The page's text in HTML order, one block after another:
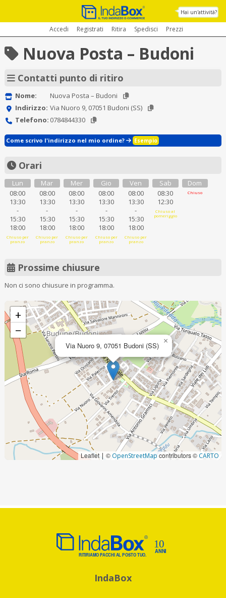
Hai un'attività?
Accedi Registrati Ritira Spedisci Prezzi
Nuova Posta – Budoni
Contatti punto di ritiro
Nome:
Nuova Posta – Budoni
Indirizzo: Via Nuoro 9, 07051 Budoni (SS)
Telefono: 0784844330
Come scrivo l'indirizzo nel mio ordine? Esempio
Orari
Lun
08:00
13:30
-
15:30
18:00
Chiuso per
pranzo
Mar
08:00
13:30
-
15:30
18:00
Chiuso per
pranzo
Mer
08:00
13:30
-
15:30
18:00
Chiuso per
pranzo
Gio
08:00
13:30
-
15:30
18:00
Chiuso per
pranzo
Ven
08:00
13:30
-
15:30
18:00
Chiuso per
pranzo
Sab
08:30
12:30
Chiuso al
pomeriggio
Dom
Chiuso
Prossime chiusure
Non ci sono chiusure in programma.
Via Nuoro 9, 07051 Budoni (SS) ×
+
−
Leaflet | © OpenStreetMapcontributors © CARTO
IndaBox